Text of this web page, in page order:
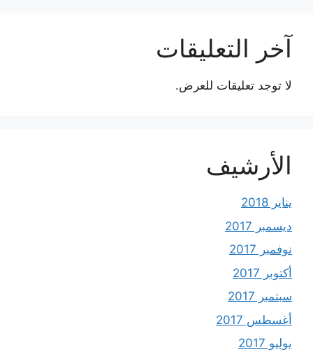
آخر التعليقات
لا توجد تعليقات للعرض.
الأرشيف
يناير 2018
ديسمبر 2017
نوفمبر 2017
أكتوبر 2017
سبتمبر 2017
أغسطس 2017
يوليو 2017